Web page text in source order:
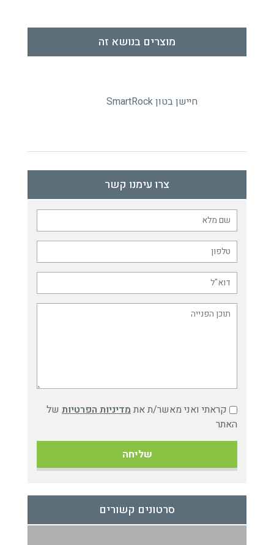
מוצרים בנושא זה
חיישן בטון SmartRock
צרו עימנו קשר
קראתי ואני מאשר/ת את מדיניות הפרטיות של
האתר
סרטונים קשורים